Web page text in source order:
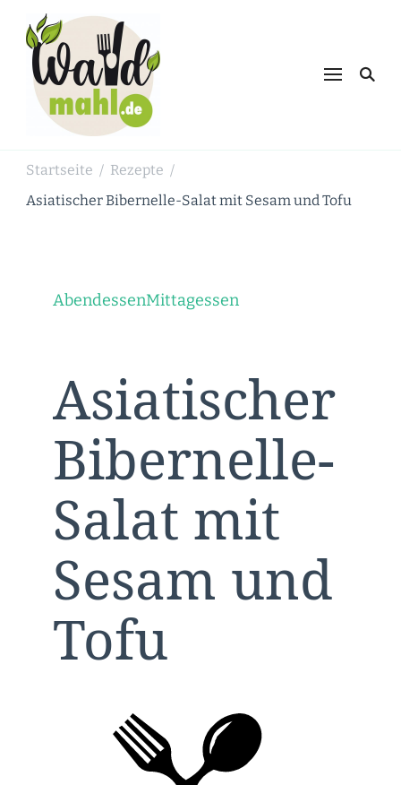
Schnabulieren, was die Natur einem
Startseite / Rezepte /
Asiatischer Bibernelle-Salat mit Sesam und Tofu
AbendessenMittagessen
Asiatischer
Bibernelle-
Salat mit
Sesam und
Tofu